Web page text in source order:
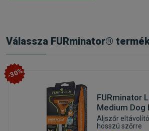
Válassza FURminator®
-30%
FURminator
Medium Dog
Aljszőr
hosszú szőrre